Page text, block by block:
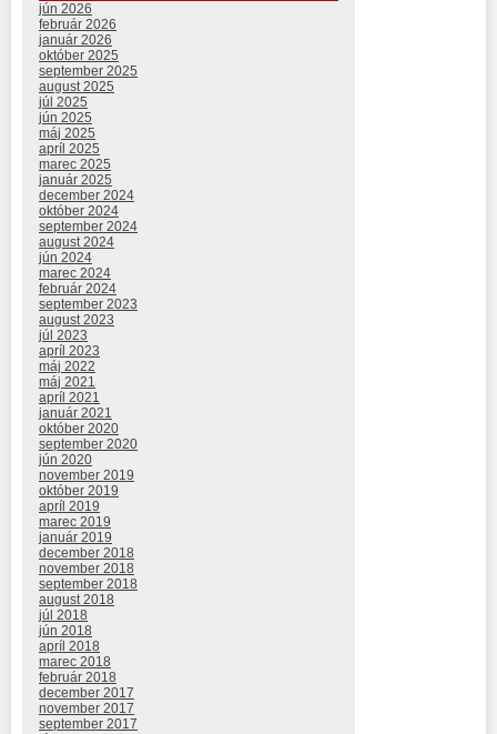
jún 2026
február 2026
január 2026
október 2025
september 2025
august 2025
júl 2025
jún 2025
máj 2025
apríl 2025
marec 2025
január 2025
december 2024
október 2024
september 2024
august 2024
jún 2024
marec 2024
február 2024
september 2023
august 2023
júl 2023
apríl 2023
máj 2022
máj 2021
apríl 2021
január 2021
október 2020
september 2020
jún 2020
november 2019
október 2019
apríl 2019
marec 2019
január 2019
december 2018
november 2018
september 2018
august 2018
júl 2018
jún 2018
apríl 2018
marec 2018
február 2018
december 2017
november 2017
september 2017